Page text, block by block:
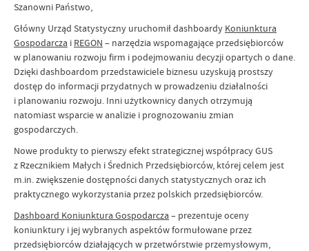
Szanowni Państwo,
Główny Urząd Statystyczny uruchomił dashboardy Koniunktura
Gospodarcza i REGON – narzędzia wspomagające przedsiębiorców
w planowaniu rozwoju firm i podejmowaniu decyzji opartych o dane.
Dzięki dashboardom przedstawiciele biznesu uzyskują prostszy
dostęp do informacji przydatnych w prowadzeniu działalności
i planowaniu rozwoju. Inni użytkownicy danych otrzymują
natomiast wsparcie w analizie i prognozowaniu zmian
gospodarczych.
Nowe produkty to pierwszy efekt strategicznej współpracy GUS
z Rzecznikiem Małych i Średnich Przedsiębiorców, której celem jest
m.in. zwiększenie dostępności danych statystycznych oraz ich
praktycznego wykorzystania przez polskich przedsiębiorców.
Dashboard Koniunktura Gospodarcza – prezentuje oceny
koniunktury i jej wybranych aspektów formułowane przez
przedsiębiorców działających w przetwórstwie przemysłowym,